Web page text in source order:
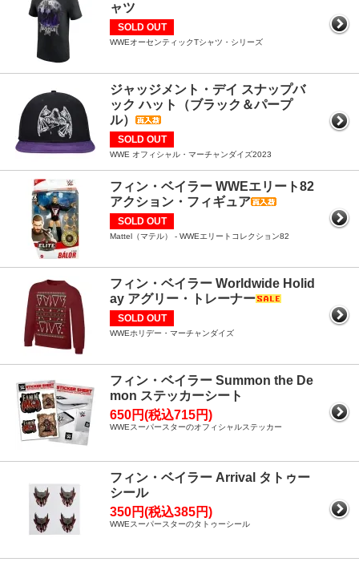
ャツ
SOLD OUT
WWEオーセンティックTシャツ・シリーズ
ジャッジメント・デイ スナップバ
ック ハット（ブラック＆パープ
ル）
SOLD OUT
WWE オフィシャル・マーチャンダイズ2023
フィン・ベイラー WWEエリート82
アクション・フィギュア
SOLD OUT
Mattel（マテル） - WWEエリートコレクション82
フィン・ベイラー Worldwide Holid
ay アグリー・トレーナー
SOLD OUT
WWEホリデー・マーチャンダイズ
フィン・ベイラー Summon the De
mon ステッカーシート
650円(税込715円)
WWEスーパースターのオフィシャルステッカー
フィン・ベイラー Arrival タトゥー
シール
350円(税込385円)
WWEスーパースターのタトゥーシール